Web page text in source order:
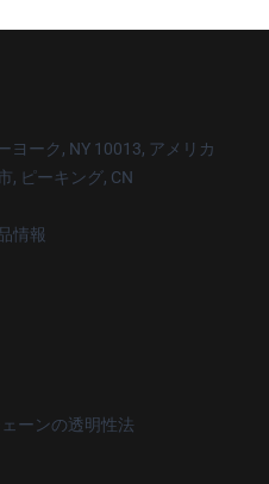
ヨーク, NY 10013, アメリカ
, ピーキング, CN
情報
ーンの透明性法